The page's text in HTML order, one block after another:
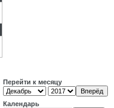
Перейти к месяцу
Календарь